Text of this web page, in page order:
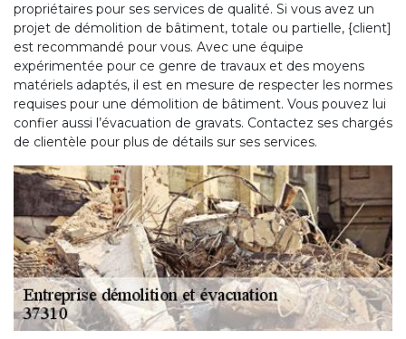
propriétaires pour ses services de qualité. Si vous avez un
projet de démolition de bâtiment, totale ou partielle, {client]
est recommandé pour vous. Avec une équipe
expérimentée pour ce genre de travaux et des moyens
matériels adaptés, il est en mesure de respecter les normes
requises pour une démolition de bâtiment. Vous pouvez lui
confier aussi l’évacuation de gravats. Contactez ses chargés
de clientèle pour plus de détails sur ses services.